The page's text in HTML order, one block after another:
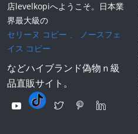
店levelkopiへようこそ。日本業
界最大級の
セリーヌ コピー 、
ノースフェ
イス コピー
などハイブランド偽物ｎ級
品直販サイト。